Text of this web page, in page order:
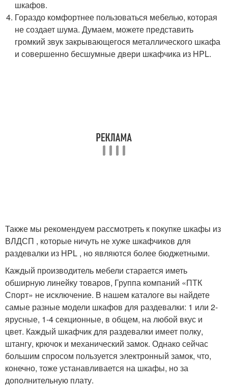
шкафов.
Гораздо комфортнее пользоваться мебелью, которая
не создает шума. Думаем, можете представить
громкий звук закрывающегося металлического шкафа
и совершенно бесшумные двери шкафчика из HPL.
Также мы рекомендуем рассмотреть к покупке шкафы из
ВЛДСП , которые ничуть не хуже шкафчиков для
раздевалки из HPL , но являются более бюджетными.
Каждый производитель мебели старается иметь
обширную линейку товаров, Группа компаний «ПТК
Спорт» не исключение. В нашем каталоге вы найдете
самые разные модели шкафов для раздевалки: 1 или 2-
ярусные, 1-4 секционные, в общем, на любой вкус и
цвет. Каждый шкафчик для раздевалки имеет полку,
штангу, крючок и механический замок. Однако сейчас
большим спросом пользуется электронный замок, что,
конечно, тоже устанавливается на шкафы, но за
дополнительную плату.